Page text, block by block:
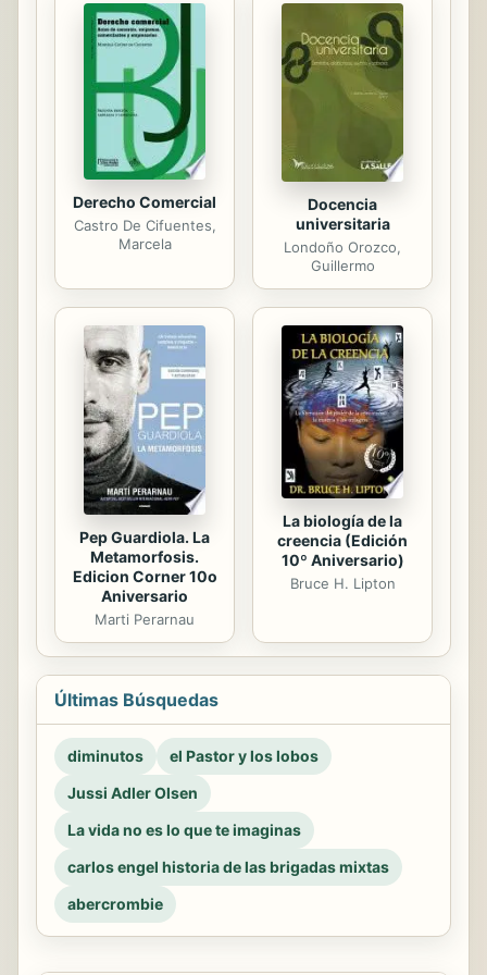
autómatas finitos, de importancia
hoy en Informática Teórica y
Computación. En el capítulo siete se
desarrolla con cierta extensión la
teoría de Ramsey, que puede
considerarse...
Derecho Comercial
Castro De Cifuentes,
Marcela
Docencia
universitaria
Londoño Orozco,
Guillermo
Pep Guardiola. La
Metamorfosis.
Edicion Corner 10o
Aniversario
Marti Perarnau
La biología de la
creencia (Edición
10º Aniversario)
Bruce H. Lipton
Últimas Búsquedas
diminutos
el Pastor y los lobos
Jussi Adler Olsen
La vida no es lo que te imaginas
carlos engel historia de las brigadas mixtas
abercrombie